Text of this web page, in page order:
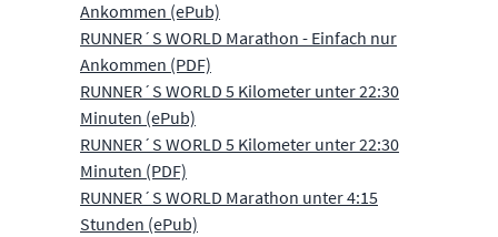
Ankommen (ePub)
RUNNER´S WORLD Marathon - Einfach nur
Ankommen (PDF)
RUNNER´S WORLD 5 Kilometer unter 22:30
Minuten (ePub)
RUNNER´S WORLD 5 Kilometer unter 22:30
Minuten (PDF)
RUNNER´S WORLD Marathon unter 4:15
Stunden (ePub)